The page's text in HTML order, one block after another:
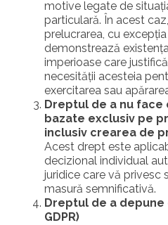
motive legate de
particulară. În acest
prelucrarea, cu
demonstrează
imperioase care
necesității acesteia
exercitarea sau
Dreptul de a nu
bazate exclusiv pe
inclusiv crearea de
Acest drept este
decizional individual
juridice care vă privesc
masură semnificativă.
Dreptul de a
GDPR)